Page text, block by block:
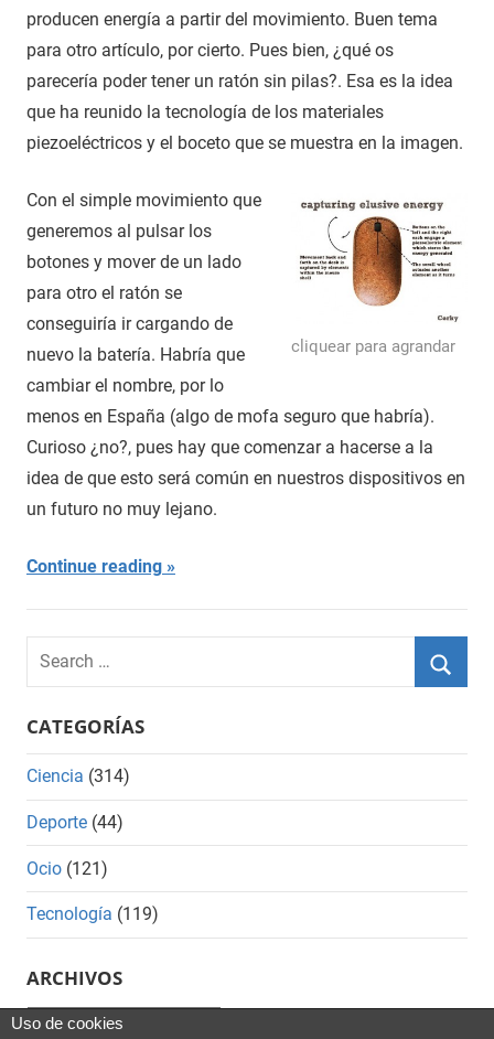
producen energía a partir del movimiento. Buen tema
para otro artículo, por cierto. Pues bien, ¿qué os
parecería poder tener un ratón sin pilas?. Esa es la idea
que ha reunido la tecnología de los materiales
piezoeléctricos y el boceto que se muestra en la imagen.
cliquear para agrandar
Con el simple movimiento que
generemos al pulsar los
botones y mover de un lado
para otro el ratón se
conseguiría ir cargando de
nuevo la batería. Habría que
cambiar el nombre, por lo
menos en España (algo de mofa seguro que habría).
Curioso ¿no?, pues hay que comenzar a hacerse a la
idea de que esto será común en nuestros dispositivos en
un futuro no muy lejano.
Continue reading
Search
for:
CATEGORÍAS
Ciencia (314)
Deporte (44)
Ocio (121)
Tecnología (119)
ARCHIVOS
Archivos
Uso de cookies